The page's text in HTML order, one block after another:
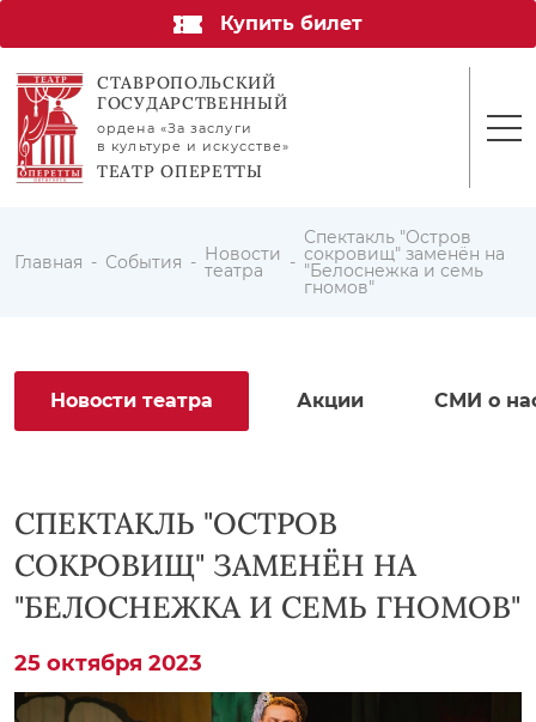
Купить билет
СТАВРОПОЛЬСКИЙ
ГОСУДАРСТВЕННЫЙ
ордена «За заслуги
в культуре и искусстве»
ТЕАТР ОПЕРЕТТЫ
Главная События Новости
театра
Спектакль "Остров
сокровищ" заменён на
"Белоснежка и семь
гномов"
Новости театра Акции СМИ о
СПЕКТАКЛЬ "ОСТРОВ
СОКРОВИЩ" ЗАМЕНЁН НА
"БЕЛОСНЕЖКА И СЕМЬ ГНОМОВ"
25 октября 2023